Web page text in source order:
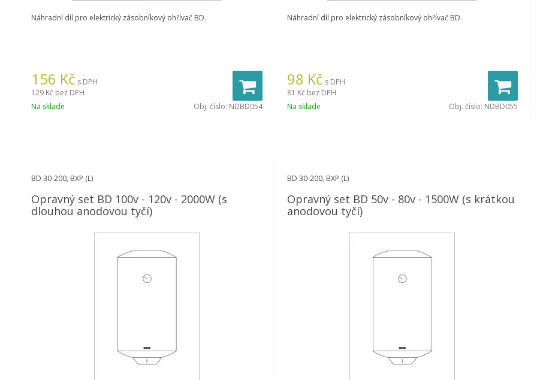
Náhradní díl pro elektrický zásobníkový ohřívač BD.
156 Kč s DPH
129 Kč bez DPH
Na sklade
Obj. číslo: NDBD054
Náhradní díl pro elektrický zásobníkový ohřívač BD.
98 Kč s DPH
81 Kč bez DPH
Na sklade
Obj. číslo: NDBD055
BD 30-200, BXP (L)
Opravný set BD 100v - 120v - 2000W (s
dlouhou anodovou tyčí)
BD 30-200, BXP (L)
Opravný set BD 50v - 80v - 1500W (s krátkou
anodovou tyčí)